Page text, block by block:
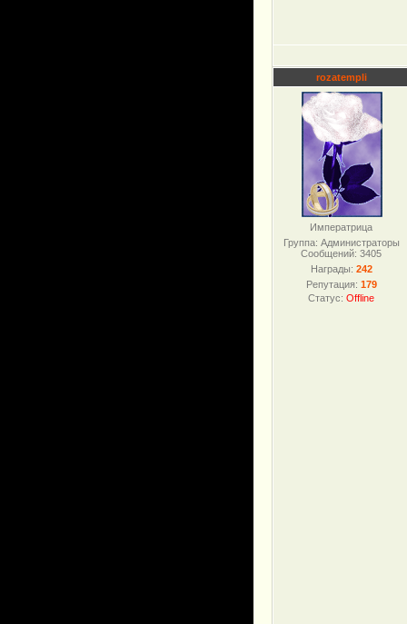
rozatempli
Императрица
Группа: Администраторы
Сообщений:3405
Награды: 242
Репутация: 179
Статус:Offline